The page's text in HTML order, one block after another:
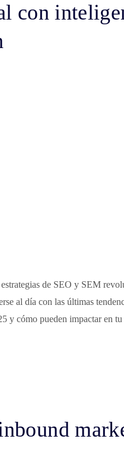
con
de SEO y SEM
al día con las últimas
y cómo pueden impactar en